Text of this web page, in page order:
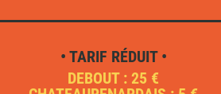
• TARIF RÉDUIT •
DEBOUT : 25 €